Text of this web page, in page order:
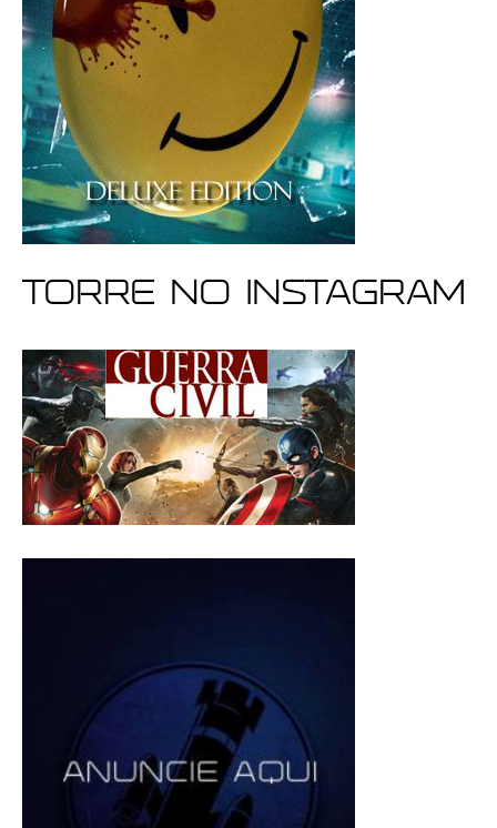
Torre no Instagram